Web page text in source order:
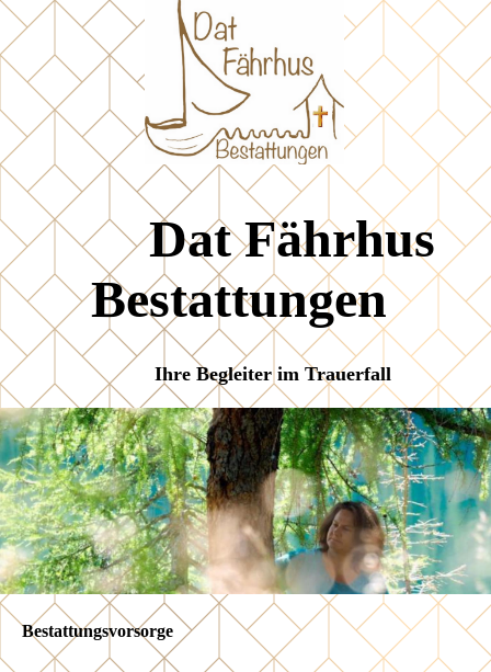
Dat Fährhus
Bestattungen
Ihre Begleiter im Trauerfall
Bestattungsvorsorge